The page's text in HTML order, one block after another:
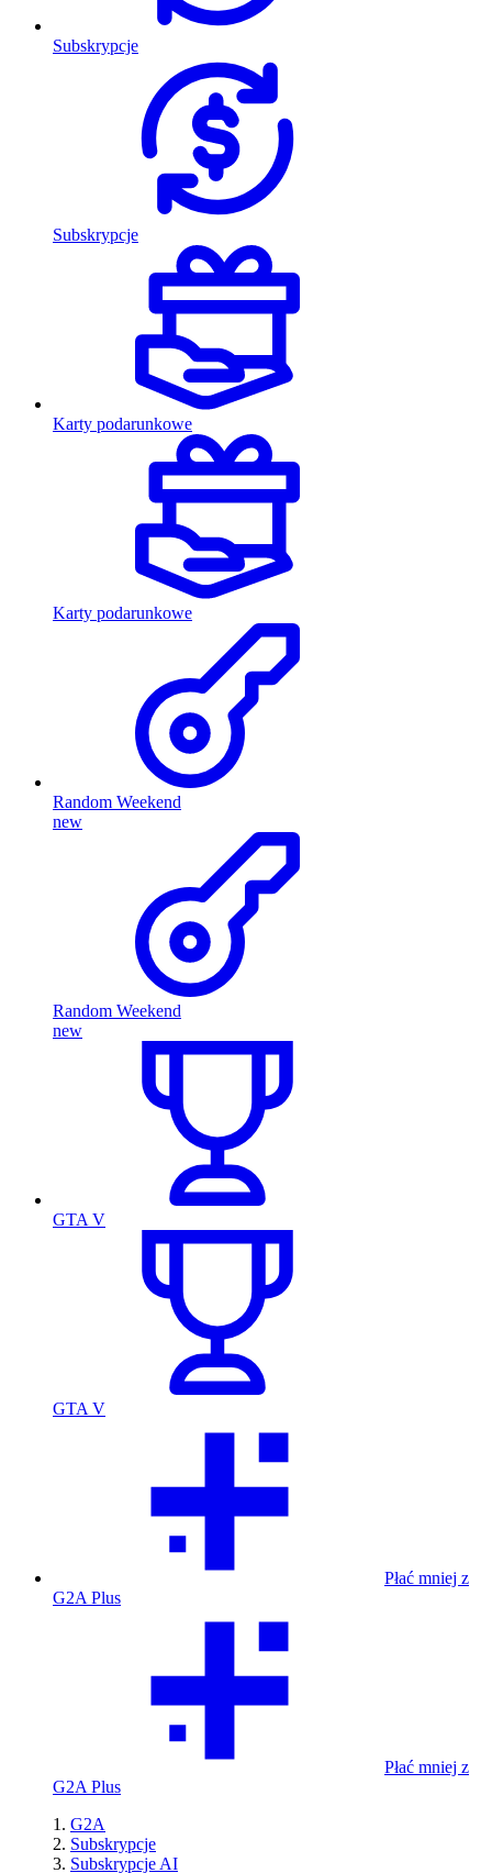
Subskrypcje
Subskrypcje
Karty podarunkowe
Karty podarunkowe
Random Weekend
new
Random Weekend
new
GTA V
GTA V
Płać mniej z
G2A Plus
Płać mniej z
G2A Plus
G2A
Subskrypcje
Subskrypcje AI